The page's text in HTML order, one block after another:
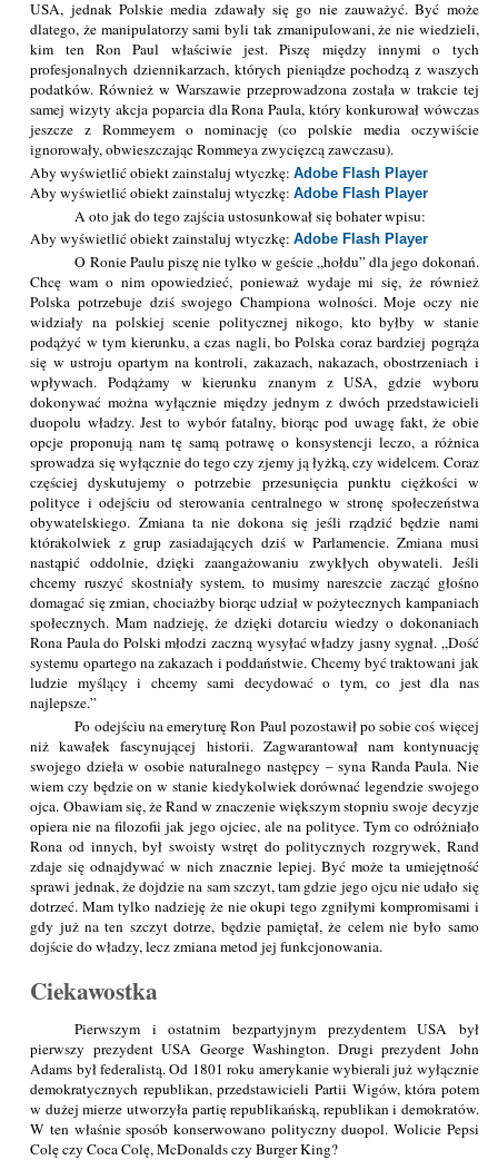
USA, jednak Polskie media zdawały się go nie zauważyć. Być może
dlatego, że manipulatorzy sami byli tak zmanipulowani, że nie wiedzieli,
kim ten Ron Paul właściwie jest. Piszę między innymi o tych
profesjonalnych dziennikarzach, których pieniądze pochodzą z waszych
podatków. Również w Warszawie przeprowadzona została w trakcie tej
samej wizyty akcja poparcia dla Rona Paula, który konkurował wówczas
jeszcze z Rommeyem o nominację (co polskie media oczywiście
ignorowały, obwieszczając Rommeya zwycięzcą zawczasu).
Aby wyświetlić obiekt zainstaluj wtyczkę:Adobe Flash Player
Aby wyświetlić obiekt zainstaluj wtyczkę:Adobe Flash Player
A oto jak do tego zajścia ustosunkował się bohater wpisu:
Aby wyświetlić obiekt zainstaluj wtyczkę:Adobe Flash Player
O Ronie Paulu piszę nie tylko w geście „hołdu” dla jego dokonań.
Chcę wam o nim opowiedzieć, ponieważ wydaje mi się, że również
Polska potrzebuje dziś swojego Championa wolności. Moje oczy nie
widziały na polskiej scenie politycznej nikogo, kto byłby w stanie
podążyć w tym kierunku, a czas nagli, bo Polska coraz bardziej pogrąża
się w ustroju opartym na kontroli, zakazach, nakazach, obostrzeniach i
wpływach. Podążamy w kierunku znanym z USA, gdzie wyboru
dokonywać można wyłącznie między jednym z dwóch przedstawicieli
duopolu władzy. Jest to wybór fatalny, biorąc pod uwagę fakt, że obie
opcje proponują nam tę samą potrawę o konsystencji leczo, a różnica
sprowadza się wyłącznie do tego czy zjemy ją łyżką, czy widelcem. Coraz
częściej dyskutujemy o potrzebie przesunięcia punktu ciężkości w
polityce i odejściu od sterowania centralnego w stronę społeczeństwa
obywatelskiego. Zmiana ta nie dokona się jeśli rządzić będzie nami
którakolwiek z grup zasiadających dziś w Parlamencie. Zmiana musi
nastąpić oddolnie, dzięki zaangażowaniu zwykłych obywateli. Jeśli
chcemy ruszyć skostniały system, to musimy nareszcie zacząć głośno
domagać się zmian, chociażby biorąc udział w pożytecznych kampaniach
społecznych. Mam nadzieję, że dzięki dotarciu wiedzy o dokonaniach
Rona Paula do Polski młodzi zaczną wysyłać władzy jasny sygnał. „Dość
systemu opartego na zakazach i poddaństwie. Chcemy być traktowani jak
ludzie myślący i chcemy sami decydować o tym, co jest dla nas
najlepsze.”
Po odejściu na emeryturę Ron Paul pozostawił po sobie coś więcej
niż kawałek fascynującej historii. Zagwarantował nam kontynuację
swojego dzieła w osobie naturalnego następcy – syna Randa Paula. Nie
wiem czy będzie on w stanie kiedykolwiek dorównać legendzie swojego
ojca. Obawiam się, że Rand w znaczenie większym stopniu swoje decyzje
opiera nie na filozofii jak jego ojciec, ale na polityce. Tym co odróżniało
Rona od innych, był swoisty wstręt do politycznych rozgrywek, Rand
zdaje się odnajdywać w nich znacznie lepiej. Być może ta umiejętność
sprawi jednak, że dojdzie na sam szczyt, tam gdzie jego ojcu nie udało się
dotrzeć. Mam tylko nadzieję że nie okupi tego zgniłymi kompromisami i
gdy już na ten szczyt dotrze, będzie pamiętał, że celem nie było samo
dojście do władzy, lecz zmiana metod jej funkcjonowania.
Ciekawostka
Pierwszym i ostatnim bezpartyjnym prezydentem USA był
pierwszy prezydent USA George Washington. Drugi prezydent John
Adams był federalistą. Od 1801 roku amerykanie wybierali już wyłącznie
demokratycznych republikan, przedstawicieli Partii Wigów, która potem
w dużej mierze utworzyła partię republikańską, republikan i demokratów.
W ten właśnie sposób konserwowano polityczny duopol. Wolicie Pepsi
Colę czy Coca Colę, McDonalds czy Burger King?